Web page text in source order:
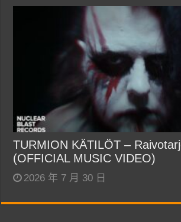
TURMION KÄTILÖT –
(OFFICIAL MUSIC VIDEO)
2026 年 7 月 30 日